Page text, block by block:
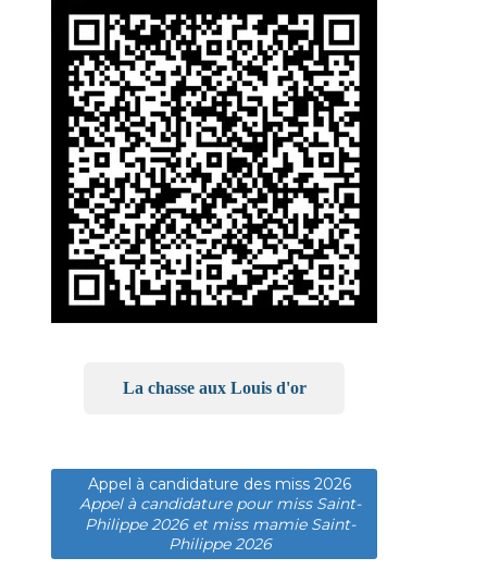
La chasse aux Louis d'or
Appel à candidature des miss 2026
Appel à candidature pour miss Saint-
Philippe 2026 et miss mamie Saint-
Philippe 2026